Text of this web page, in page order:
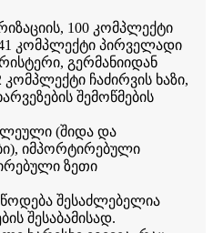
100 კომპლექტი
კომპლექტი პირველადი
გერმანიიდან
ჩაძირვის ხაზი,
შემოწმების
(შიდა და
იმპორტირებული
ზეთი
შესაძლებელია
შესაბამისად.